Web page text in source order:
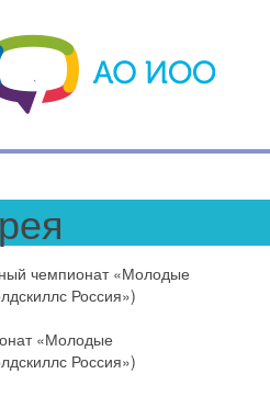
чемпионат «Молодые
Россия»)
«Молодые
Россия»)